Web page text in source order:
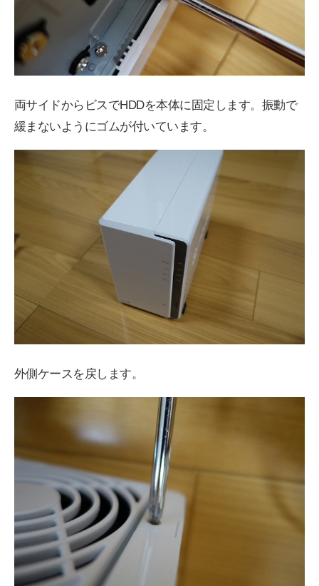
両サイドからビスでHDDを本体に固定します。振動で
緩まないようにゴムが付いています。
外側ケースを戻します。